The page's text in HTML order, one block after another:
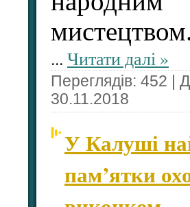
... Читати далі »
Переглядів: 452 |
30.11.2018
У Калуші
пам’ятки